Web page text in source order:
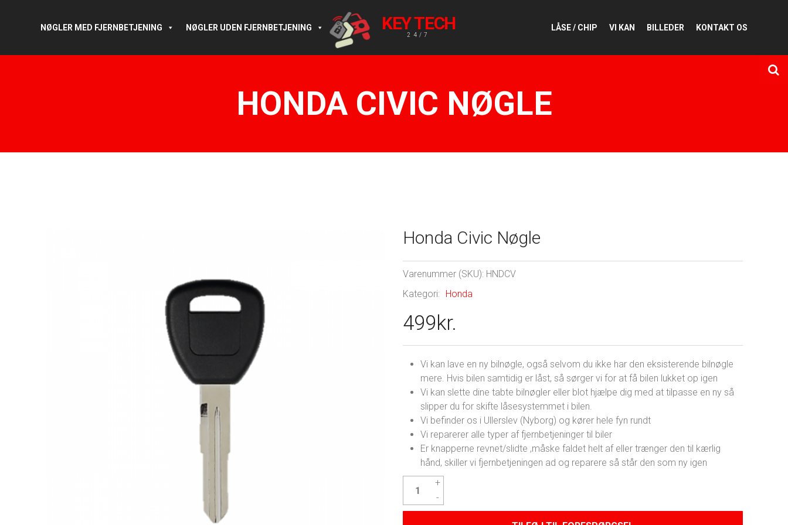
KEY TECH
24/7
NØGLER MED FJERNBETJENING NØGLER UDEN FJERNBETJENING LÅSE / CHIP VI KAN BILLEDER KONTAKT OS
HONDA CIVIC NØGLE
Honda Civic Nøgle
Varenummer (SKU): HNDCV
Kategori:
Honda
499kr.
Vi kan lave en ny bilnøgle, også selvom du ikke har den eksisterende bilnøgle
mere. Hvis bilen samtidig er låst, så sørger vi for at få bilen lukket op igen
Vi kan slette dine tabte bilnøgler eller blot hjælpe dig med at tilpasse en ny så
slipper du for skifte låsesystemmet i bilen.
Vi befinder os i Ullerslev (Nyborg) og kører hele fyn rundt
Vi reparerer alle typer af fjernbetjeninger til biler
Er knapperne revnet/slidte ,måske faldet helt af eller trænger den til kærlig
hånd, skiller vi fjernbetjeningen ad og reparere så står den som ny igen
Civic
Nøgle